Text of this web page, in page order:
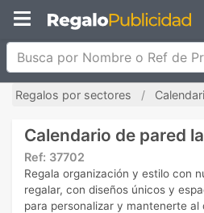
Busca por Nombre o Ref de
Regalos por sectores
Calendario de pared
Ref: 37702
Regala organización y estilo con
regalar, con diseños únicos y
para personalizar y mantenerte al